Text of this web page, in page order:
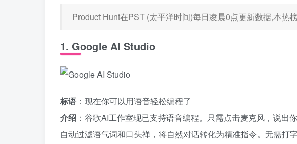
Product Hunt在PST (太平洋时间)每日凌晨0点更新数据,本热
1. Google AI Studio
标语 ：现在你可以用语音轻松编程了
介绍 ：谷歌AI工作室现已支持语音编程。只需点击麦克风，说
自动过滤语气词和口头禅，将自然对话转化为精准指令。无需